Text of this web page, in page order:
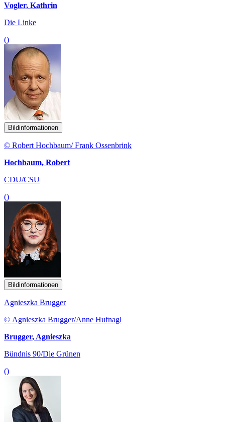
Vogler, Kathrin
Die Linke
()
Bildinformationen
© Robert Hochbaum/ Frank Ossenbrink
Hochbaum, Robert
CDU/CSU
()
Bildinformationen
Agnieszka Brugger
© Agnieszka Brugger/Anne Hufnagl
Brugger, Agnieszka
Bündnis 90/Die Grünen
()